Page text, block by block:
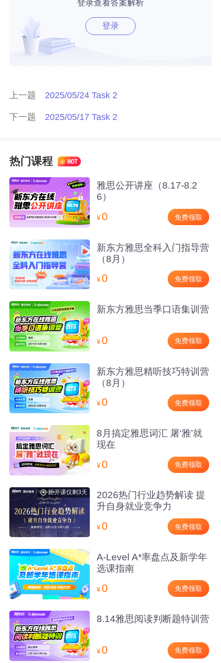
登录查看答案解析
登录
上一题 2025/05/24 Task 2
下一题 2025/05/17 Task 2
热门课程
雅思公开讲座（8.17-8.2
6）
¥0 免费领取
新东方雅思全科入门指导营
（8月）
¥0 免费领取
新东方雅思当季口语集训营
¥0 免费领取
新东方雅思精听技巧特训营
（8月）
¥0 免费领取
8月搞定雅思词汇 屠‘雅’就
现在
¥0 免费领取
距开课仅剩3天
2026热门行业趋势解读 提
升自身就业竞争力
¥0 免费领取
A-Level A*率盘点及新学年
选课指南
¥0 免费领取
8.14雅思阅读判断题特训营
¥0 免费领取